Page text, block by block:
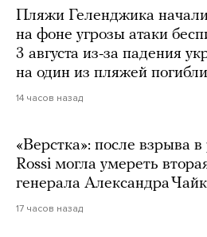
Пляжи Геленджика
на фоне угрозы атаки
3 августа из-за падения
на один из пляжей
14 часов назад
«Верстка»: после взрыва
Rossi могла умереть
генерала Александра
17 часов назад